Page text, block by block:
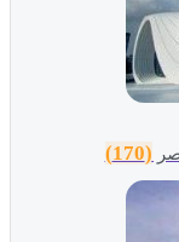
(170)